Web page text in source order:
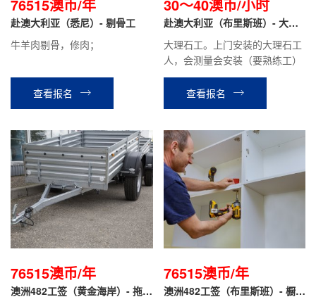
76515澳币/年
赴澳大利亚（悉尼）- 剔骨工
牛羊肉剔骨，修肉；
查看报名
30～40澳币/小时
赴澳大利亚（布里斯班）- 大理
大理石工。上门安装的大理石工
人，会测量会安装（要熟练工）
查看报名
76515澳币/年
澳洲482工签（黄金海岸）- 拖车
76515澳币/年
澳洲482工签（布里斯班）- 橱柜